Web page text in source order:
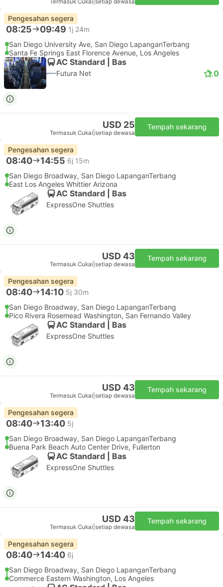
Termasuk Cukai setiap dewasa
Pengesahan segera
08:25 09:49 1j 24m
San Diego University Ave, San Diego LapanganTerbang
Santa Fe Springs East Florence Avenue, Los Angeles
AC Standard | Bas
Futura Net 1.0
USD 25
Termasuk Cukai setiap dewasa
Tempah sekarang
Pengesahan segera
08:40 14:55 6j 15m
San Diego Broadway, San Diego LapanganTerbang
East Los Angeles Whittier Arizona
AC Standard | Bas
ExpressOne Shuttles
USD 43
Termasuk Cukai setiap dewasa
Tempah sekarang
Pengesahan segera
08:40 14:10 5j 30m
San Diego Broadway, San Diego LapanganTerbang
Pico Rivera Rosemead Washington, San Fernando Valley
AC Standard | Bas
ExpressOne Shuttles
USD 43
Termasuk Cukai setiap dewasa
Tempah sekarang
Pengesahan segera
08:40 13:40 5j
San Diego Broadway, San Diego LapanganTerbang
Buena Park Beach Auto Center Drive, Fullerton
AC Standard | Bas
ExpressOne Shuttles
USD 43
Termasuk Cukai setiap dewasa
Tempah sekarang
Pengesahan segera
08:40 14:40 6j
San Diego Broadway, San Diego LapanganTerbang
Commerce Eastern Washington, Los Angeles